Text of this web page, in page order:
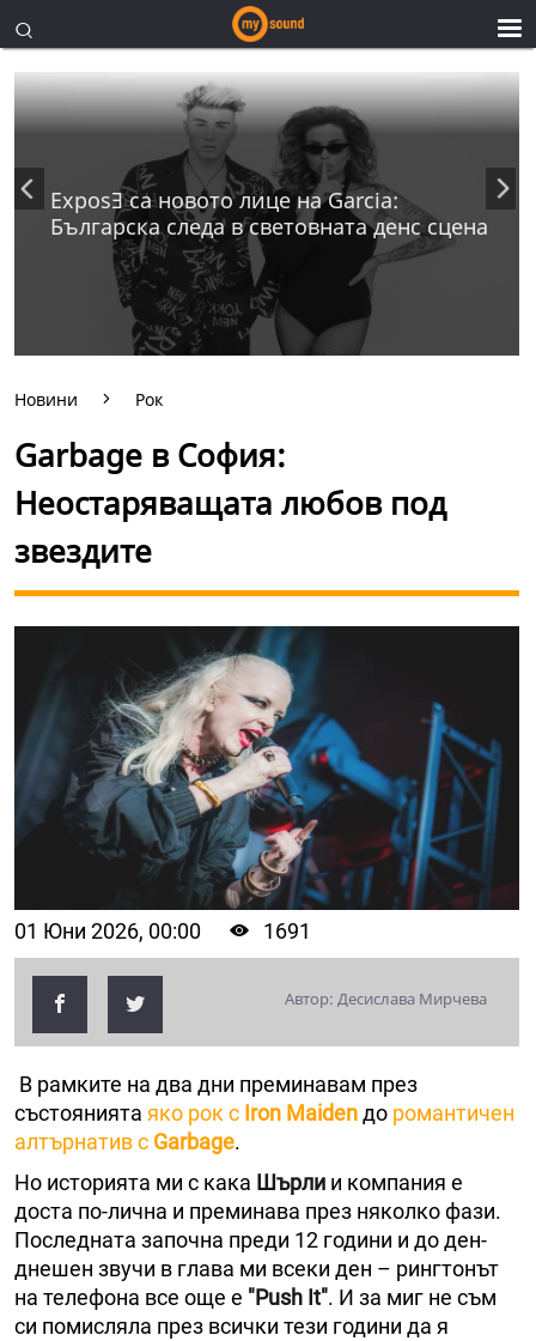
ExposƎ са новото лице на Garcia:
Българска следа в световната денс сцена
Новини Рок
Garbage в София:
Неостаряващата любов под
звездите
01 Юни 2026, 00:00 1691
Автор: Десислава Мирчева
В рамките на два дни преминавам през
състоянията яко рок с Iron Maidenдо романтичен
алтърнатив с Garbage.
Но историята ми с кака Шърли и компания е
доста по-лична и преминава през няколко фази.
Последната започна преди 12 години и до ден-
днешен звучи в глава ми всеки ден – рингтонът
на телефона все още е "Push It". И за миг не съм
си помисляла през всички тези години да я